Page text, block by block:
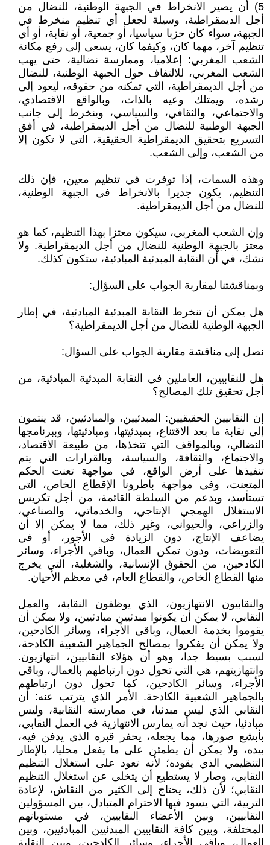
5) أن يصير الانخراط في الجبهة الوطنية، للنضال من
أجل الديمقراطية، وسيلة لجعل أي تنظيم منخرط في
الجبهة، سواء كان حزبا سياسيا، أو جمعية، أو نقابة، أو أي
تنظيم آخر، مهما كان، وكيفما كان، يسعى إلى رفع مكانة
الشعب المغربي: إعلاميا، وممارسة نضالية، حتى يهب
الشعب المغربي، للالتفاف حول الجبهة الوطنية، للنضال
من أجل الديمقراطية، التي تمكنه من حقوقه، ليعود إلى
رشده، ويمتلك وعيه بالذات، وبالواقع الاقتصادي،
والاجتماعي، والثقافي، والسياسي، وينخرط إلى جانب
الجبهة الوطنية للنضال من أجل الديمقراطية، في أفق
التسريع بتحقيق الديمقراطية الحقيقية، التي لا تكون إلا
من الشعب، وإلى الشعب.
وهذه السمات، إذا توفرت في تنظيم معين، فإن ذلك
التنظيم، يكون جديرا بالانخراط في الجبهة الوطنية،
للنضال من أجل الديمقراطية.
وإن الشعب المغربي، سيكون معتزا بهذا التنظيم، كما هو
معتز بالجبهة الوطنية للنضال من أجل الديمقراطية. ولا
نشك، في أن النقابة المبدئية المبادئية، ستكون كذلك.
وبمناقشتنا لمقاربة الجواب على السؤال:
هل يمكن أن تنخرط النقابة المبدئية المبادئية، في إطار
الجبهة الوطنية للنضال من أجل الديمقراطية؟
نصل إلى مناقشة مقاربة الجواب على السؤال:
هل للنقابيين، العاملين في النقابة المبدئية المبادئية، من
أجل تحقيق تلك المصالح؟
إن النقابيين الحقيقيين: المبدئيين، والمبادئيين، قد ينتمون
إلى نقابة ما بعد الاقتناع، بمبدئيتها، ومبادئيتها، وببرنامجها
النضالي، وبالمواقف التي تتخذها، من طبيعة الاقتصاد،
والاجتماع، والثقافة، والسياسة، وبالقرارات التي يتم
تنفيذها على أرض الواقع، في مواجهة تعنت الحكم
المتعنت، وفي مواجهة باطرونا الإقطاع الخاص، التي
تستأسد، وبدعم من السلطة القائمة، من أجل تكريس
الاستغلال الهمجي الإنتاجي، والخدماتي، والصناعي،
والزراعي، والحيواني، وغير ذلك، مما لا يمكن إلا أن
يضاعف الإنتاج، دون الزيادة في الأجور، أو في
التعويضات، ودون تمكن العمال، وباقي الأجراء، وسائر
الكادحين، من الحقوق الإنسانية، والشغلية، التي يخرج
منها القطاع الخاص، والقطاع العام، في معظم الأحيان.
والنقابيون الانتهازيون، الذي يوظفون النقابة، والعمل
النقابي، لا يمكن أن يكونوا مبدئيين مبادئيين، ولا يمكن أن
يقوموا بخدمة العمال، وباقي الأجراء، وسائر الكادحين،
ولا يمكن أن يفكروا بمصالح الجماهير الشعبية الكادحة،
لسبب بسيط جدا، وهو أن هؤلاء النقابيين، انتهازيون.
وانتهازيتهم، هي التي تحول دون ارتباطهم بالعمال، وباقي
الأجراء، وسائر الكادحين، كما تحول دون ارتباطهم
بالجماهير الشعبية الكادحة. الأمر الذي يترتب عنه: أن
النقابي الذي ليس مبدئيا، في ممارسته النقابية، وليس
مبادئيا، حيث نجد أنه يمارس الانتهازية في العمل النقابي،
بأبشع صورها، مما يجعله، يحفر قبره الذي يدفن فيه،
بيده، ولا يمكن أن يطمئن على ما يفعل محليا، بالإطار
التنظيمي الذي يقوده؛ لأنه تعود على استغلال التنظيم
النقابي، وصار لا يستطيع أن يتخلى عن استغلال التنظيم
النقابي؛ لأن ذلك، يحتاج إلى الكثير من النقاش، لإعادة
التربية، التي يسود فيها الاحترام المتبادل، بين المسؤولين
النقابيين، وبين الأعضاء النقابيين، في مستوياتهم
المختلفة، وبين كافة النقابيين المبدئيين المبادئيين، وبين